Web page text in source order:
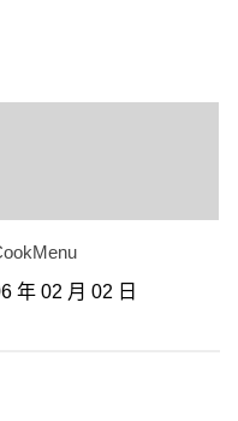
年 02 月 02 日